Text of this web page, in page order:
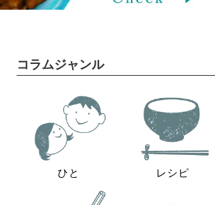
コラムジャンル
ひと レシピ